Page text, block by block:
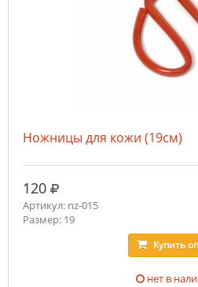
Ножницы для кожи (19см)
120 руб.
Артикул: nz-015
Размер: 19
Купить
нет в